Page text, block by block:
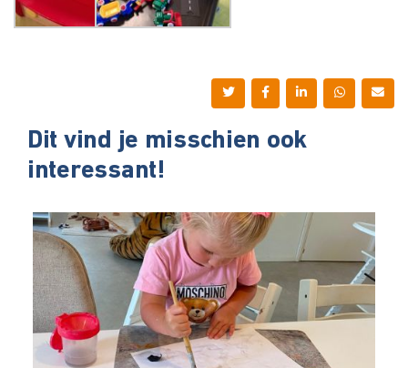
Dit vind je misschien ook
interessant!